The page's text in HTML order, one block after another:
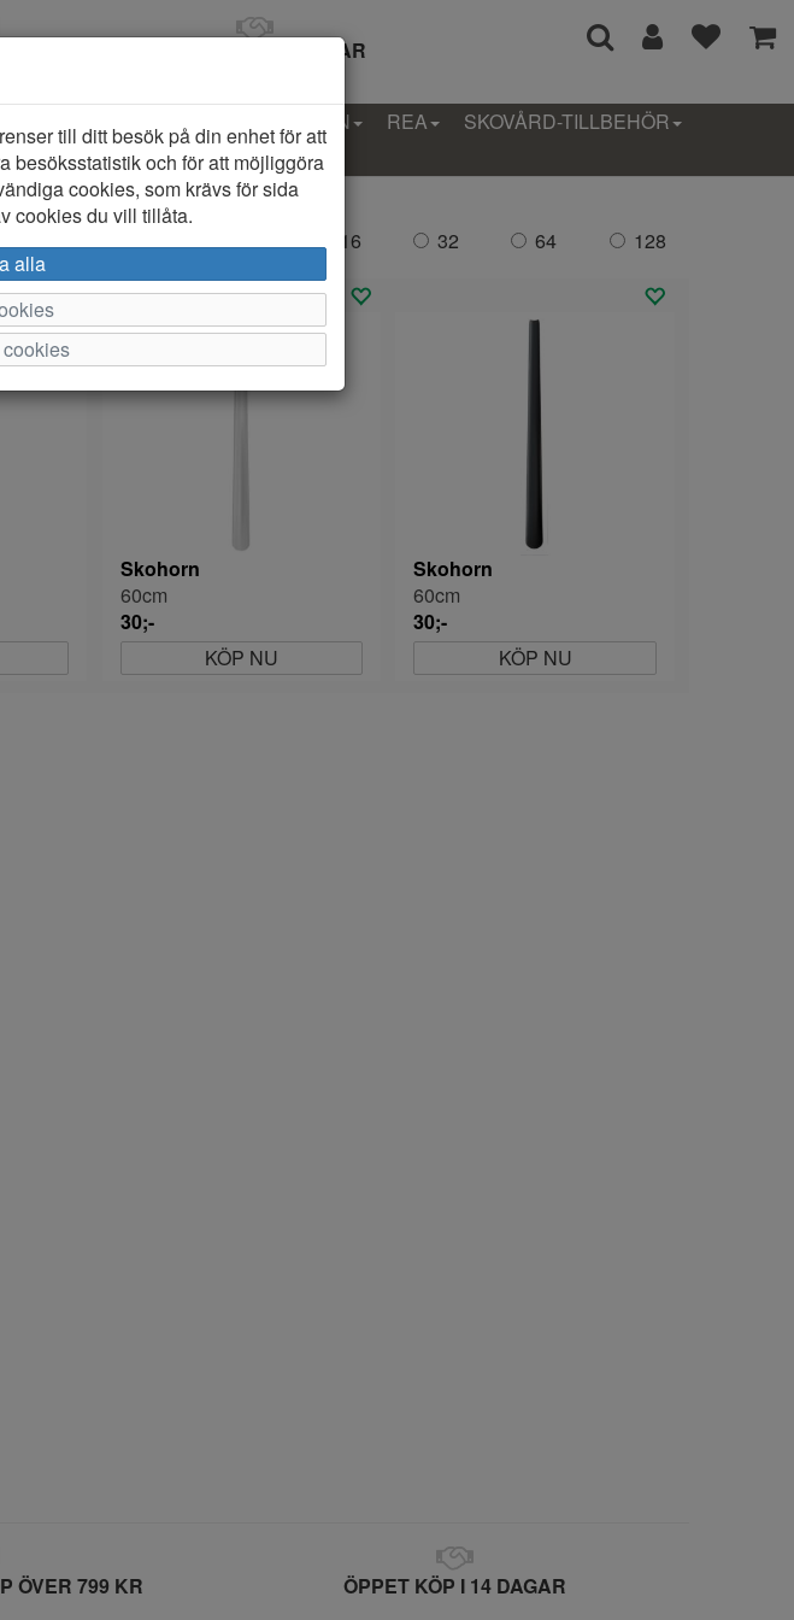
ÖPPET KÖP I 14 DAGAR
PROVKOLLEKTION REA
SKOVÅRD-TILLBEHÖR
Per sida: 16 32 64 128
Skohorn
60cm
30;-
KÖP NU
Skohorn
60cm
30;-
KÖP NU
ÖVER 799 KR ÖPPET KÖP I 14 DAGAR
till ditt besök på din enhet för att
besöksstatistik och för att möjliggöra
cookies, som krävs för sida
cookies du vill tillåta.
alla